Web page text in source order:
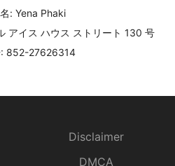
: Yena Phaki
アイス ハウス ストリート 130 号
: 852-27626314
Disclaimer
DMCA